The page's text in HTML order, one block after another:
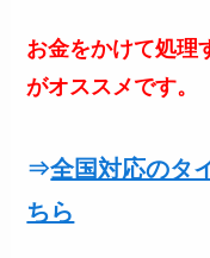
お金をかけて処理
がオススメです。
⇒全国対応のタ
ちら